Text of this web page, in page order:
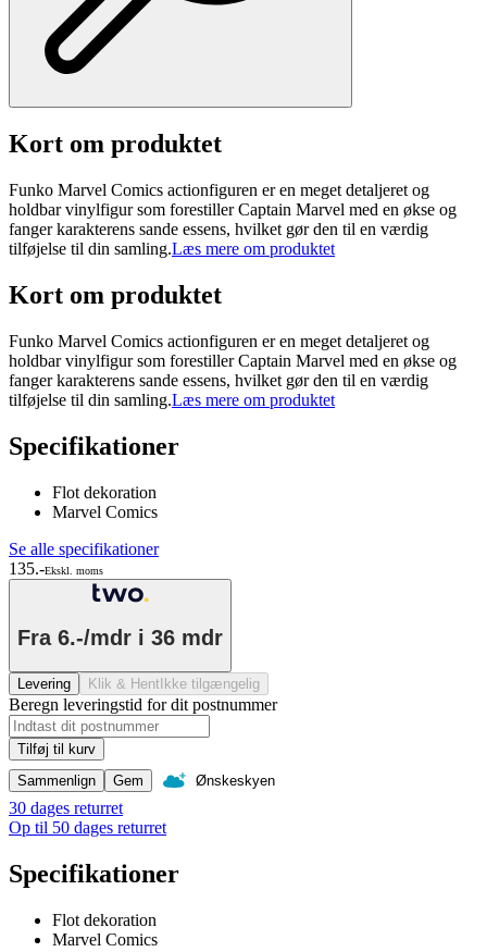
Kort om produktet
Funko Marvel Comics actionfiguren er en meget detaljeret og
holdbar vinylfigur som forestiller Captain Marvel med en økse og
fanger karakterens sande essens, hvilket gør den til en værdig
tilføjelse til din samling.Læs mere om produktet
Kort om produktet
Funko Marvel Comics actionfiguren er en meget detaljeret og
holdbar vinylfigur som forestiller Captain Marvel med en økse og
fanger karakterens sande essens, hvilket gør den til en værdig
tilføjelse til din samling.Læs mere om produktet
Specifikationer
Flot dekoration
Marvel Comics
Se alle specifikationer
135.-Ekskl. moms
Fra 6.-/mdr i 36 mdr
Levering Klik & Hent Ikke tilgængelig
Beregn leveringstid for dit postnummer
Tilføj til kurv
Sammenlign
Gem Ønskeskyen
30 dages returret
Op til 50 dages returret
Specifikationer
Flot dekoration
Marvel Comics